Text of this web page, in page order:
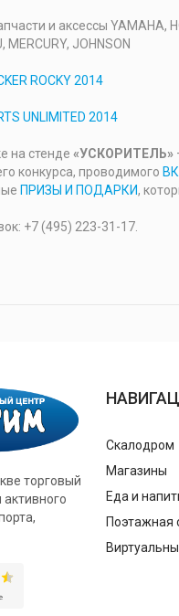
и аксессы YAMAHA,
MERCURY, JOHNSON
ROCKY 2014
UNLIMITED 2014
на стенде «УСКОРИТЕЛЬ»
конкурса, проводимого
ПРИЗЫ И ПОДАРКИ,
+7 (495) 223-31-17.
торговый
Скалодром
Магазины
Еда и
Поэтажная